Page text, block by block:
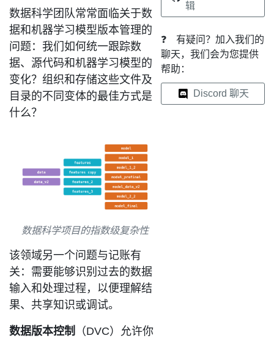
数据科学团队常常面临关于数
据和机器学习模型版本管理的
问题：我们如何统一跟踪数
据、源代码和机器学习模型的
变化？组织和存储这些文件及
目录的不同变体的最佳方式是
什么？
数据科学项目的指数级复杂性
该领域另一个问题与记账有
关：需要能够识别过去的数据
输入和处理过程，以便理解结
果、共享知识或调试。
数据版本控制 （DVC）允许你
辑
❓
有疑问？加入我们的
聊天，我们会为您提供
帮助：
Discord 聊天